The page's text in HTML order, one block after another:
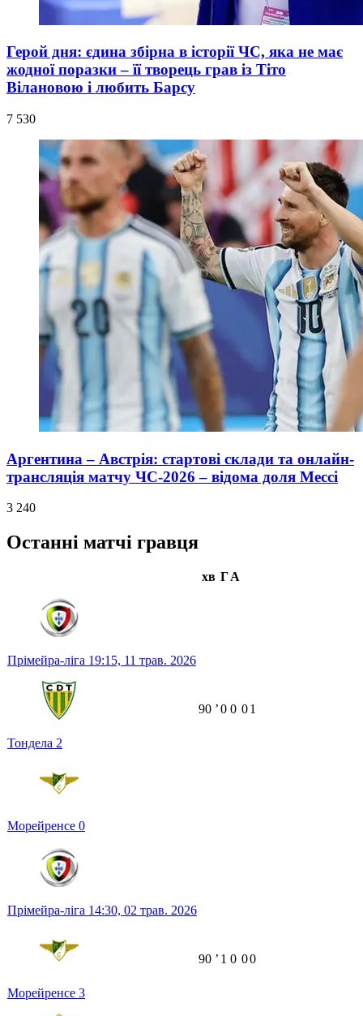
Герой дня: єдина збірна в історії ЧС, яка не має
жодної поразки – її творець грав із Тіто
Вілановою і любить Барсу
7 530
Аргентина – Австрія: стартові склади та онлайн-
трансляція матчу ЧС-2026 – відома доля Мессі
3 240
Останні матчі гравця
хв ГА
Прімейра-ліга 19:15, 11 трав. 2026
Тондела 2
Морейренсе 0
90 ʼ0 0 01
Прімейра-ліга 14:30, 02 трав. 2026
Морейренсе 3
90 ʼ 1 0 00